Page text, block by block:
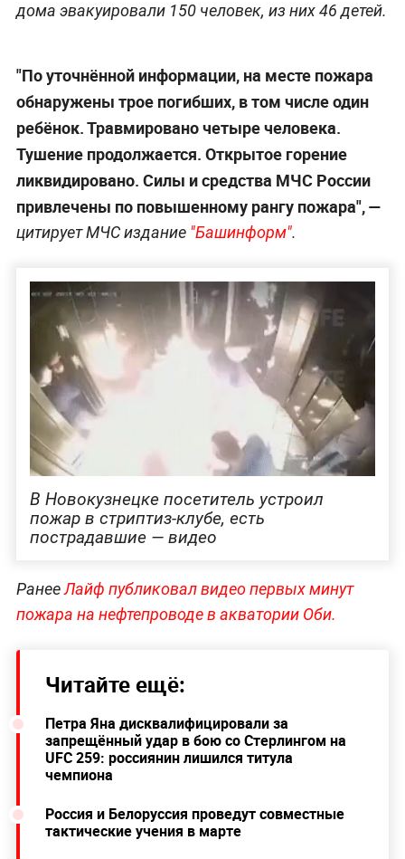
дома эвакуировали 150 человек, из них 46 детей.
"По уточнённой информации, на месте пожара
обнаружены трое погибших, в том числе один
ребёнок. Травмировано четыре человека.
Тушение продолжается. Открытое горение
ликвидировано. Силы и средства МЧС России
привлечены по повышенному рангу пожара", —
цитирует МЧС издание "Башинформ".
В Новокузнецке посетитель устроил
пожар в стриптиз-клубе, есть
пострадавшие — видео
РанееЛайф публиковал видео первых минут
пожара на нефтепроводе в акватории Оби.
Читайте ещё:
Петра Яна дисквалифицировали за
запрещённый удар в бою со Стерлингом на
UFC 259: россиянин лишился титула
чемпиона
Россия и Белоруссия проведут совместные
тактические учения в марте